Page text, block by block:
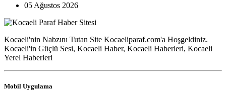
05 Ağustos 2026
Kocaeli'nin Nabzını Tutan Site Kocaeliparaf.com'a Hoşgeldiniz.
Kocaeli'in Güçlü Sesi, Kocaeli Haber, Kocaeli Haberleri, Kocaeli
Yerel Haberleri
Mobil Uygulama